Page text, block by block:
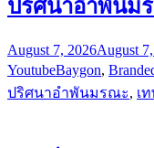
ปริศนาอำพันม
August 7, 2026August
YoutubeBaygon,
ปริศนาอำพันมรณะ, เ